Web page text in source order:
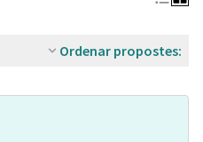
Ordenar propostes: